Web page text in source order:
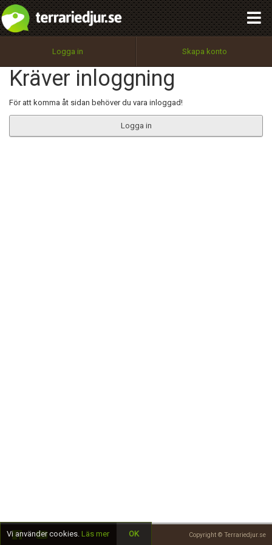
Logga in Skapa konto
Kräver inloggning
För att komma åt sidan behöver du vara inloggad!
Logga in
Copyright © Terrariedjur.se
Utför
100%
OK
integritetspolicy
Namn:
Epost:
Begär nytt lösenord
Tillbaka till förstasidan
Vi använder cookies. Läs mer OK